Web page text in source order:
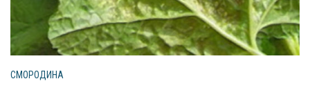
СМОРОДИНА